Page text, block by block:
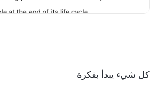
كل شيء يبدأ بفكرة